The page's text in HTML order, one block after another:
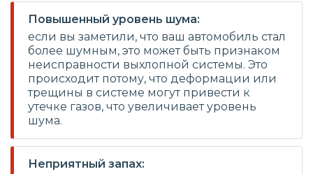
Повышенный уровень шума:
если вы заметили, что ваш автомобиль стал
более шумным, это может быть признаком
неисправности выхлопной системы. Это
происходит потому, что деформации или
трещины в системе могут привести к
утечке газов, что увеличивает уровень
шума.
Неприятный запах: